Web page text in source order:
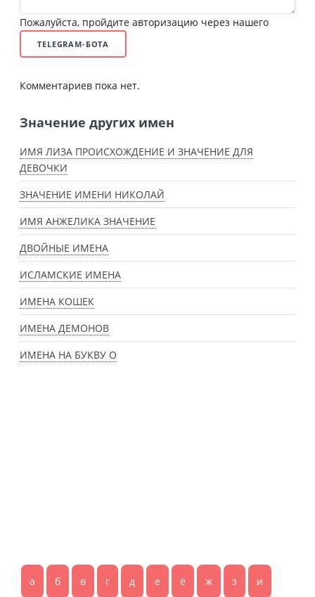
Пожалуйста, пройдите авторизацию через нашего
TELEGRAM-БОТА
Комментариев пока нет.
Значение других имен
ИМЯ ЛИЗА ПРОИСХОЖДЕНИЕ И ЗНАЧЕНИЕ ДЛЯ
ДЕВОЧКИ
ЗНАЧЕНИЕ ИМЕНИ НИКОЛАЙ
ИМЯ АНЖЕЛИКА ЗНАЧЕНИЕ
ДВОЙНЫЕ ИМЕНА
ИСЛАМСКИЕ ИМЕНА
ИМЕНА КОШЕК
ИМЕНА ДЕМОНОВ
ИМЕНА НА БУКВУ О
а б в г д е ё ж з и